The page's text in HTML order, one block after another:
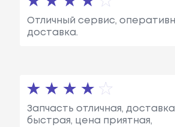
Отличный сервис,
доставка.
Запчасть отличная, доставка
быстрая, цена приятная,